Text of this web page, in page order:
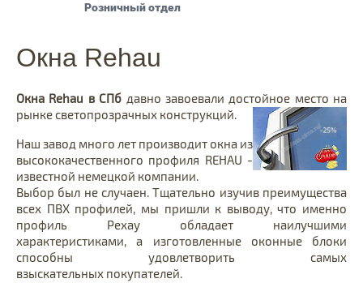
Розничный отдел
Окна Rehau
Окна Rehau в СПб давно завоевали достойное место на
рынке светопрозрачных конструкций.
Наш завод много лет производит окна из
высококачественного профиля REHAU -
известной немецкой компании.
Выбор был не случаен. Тщательно изучив преимущества
всех ПВХ профилей, мы пришли к выводу, что именно
профиль Рехау обладает наилучшими
характеристиками, а изготовленные оконные блоки
способны удовлетворить самых
взыскательных покупателей.